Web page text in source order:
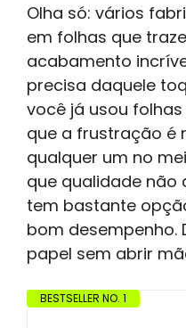
Olha só: vários
em folhas que
acabamento
precisa daquele
você já usou
que a frustração é
qualquer um no
que qualidade não
tem bastante
bom desempenho.
papel sem abrir
BESTSELLER NO. 1